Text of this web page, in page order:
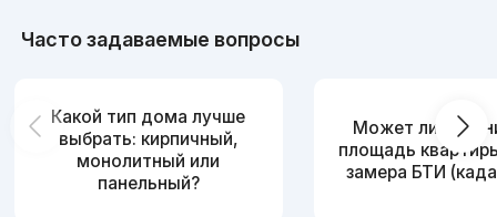
Часто задаваемые вопросы
Какой тип дома лучше
выбрать: кирпичный,
монолитный или
панельный?
Может ли
площадь
замера БТИ